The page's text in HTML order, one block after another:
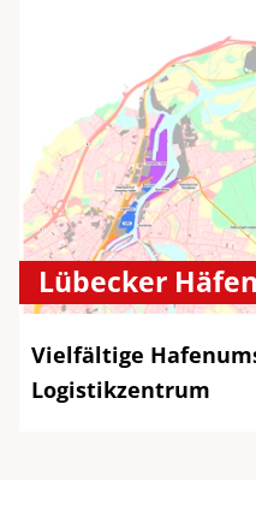
Lübecker Häfen
Vielfältige
Logistikzentrum